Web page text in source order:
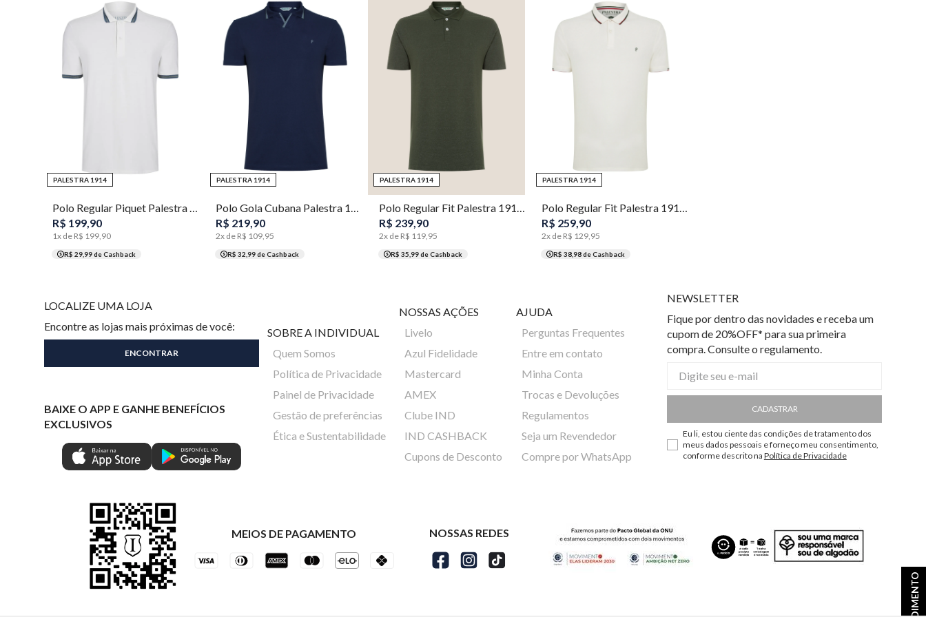
PALESTRA 1914XGG
R$ 199 90
1x de R$ 199 90
R$ 29,99de Cashback
PALESTRA 1914 PP
R$ 219, 90
2x de R$ 109, 95
R$ 32,99de Cashback
PALESTRA 1914 P
R$ 239, 90
2x de R$ 119, 95
R$ 35,99de Cashback
PALESTRA 1914 P
R$ 259 90
2x de R$ 129 95
R$ 38,98de Cashback
LOCALIZE UMA LOJA
Encontre as lojas mais próximas de você:
BAIXE O APP E GANHE BENEFÍCIOS
EXCLUSIVOS
SOBRE A INDIVIDUAL
Quem Somos
Política de Privacidade
Painel de Privacidade
Gestão de preferências
Ética e Sustentabilidade
NOSSAS AÇÕES
Livelo
Azul Fidelidade
Mastercard
AMEX
Clube IND
IND CASHBACK
Cupons de Desconto
AJUDA
Perguntas Frequentes
Entre em contato
Minha Conta
Trocas e Devoluções
Regulamentos
Seja um Revendedor
Compre por WhatsApp
NEWSLETTER
Fique por dentro das novidades e receba um
cupom de 20%OFF* para sua primeira
compra. Consulte o regulamento.
CADASTRAR
Eu li, estou ciente das condições de tratamento dos
meus dados pessoais e forneço meu consentimento,
conforme descrito na Política de Privacidade
MEIOS DE PAGAMENTO NOSSAS REDES